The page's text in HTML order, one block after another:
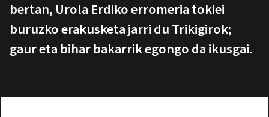
bertan, Urola Erdiko erromeria tokiei
buruzko erakusketa jarri du Trikigirok;
gaur eta bihar bakarrik egongo da ikusgai.